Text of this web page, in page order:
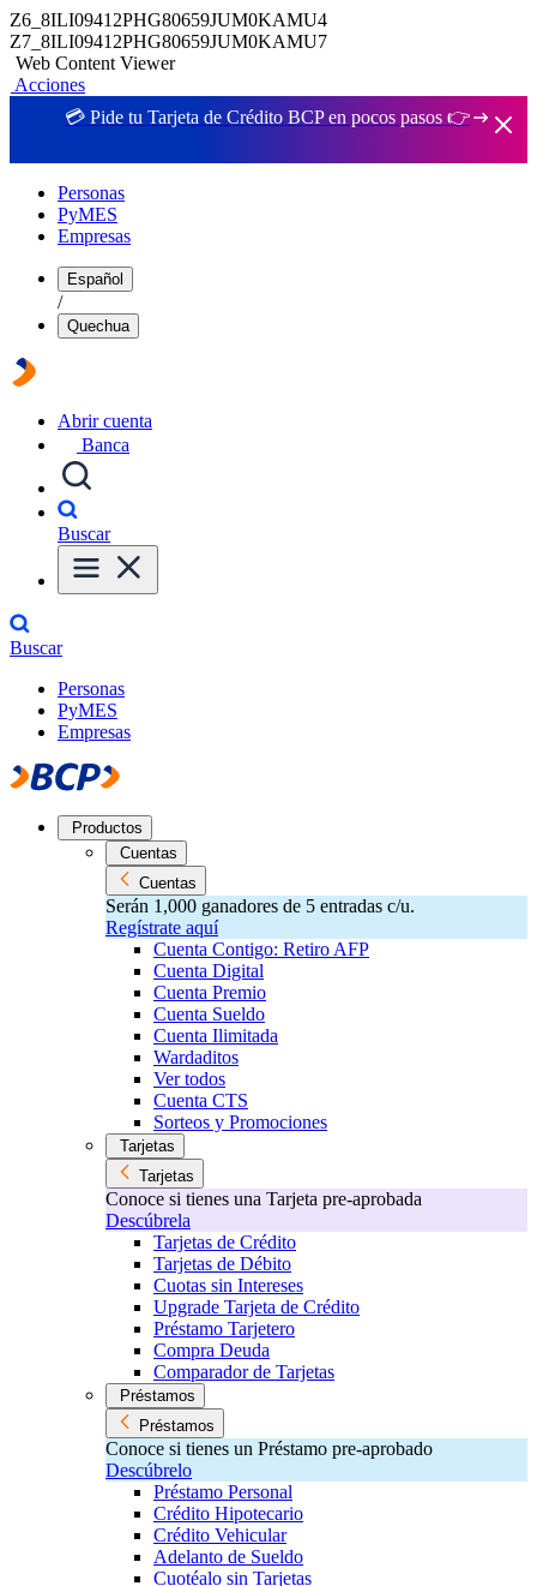
Z6_8ILI09412PHG80659JUM0KAMU4
Z7_8ILI09412PHG80659JUM0KAMU7
Web Content Viewer
Acciones
💳 Pide tu Tarjeta de Crédito BCP en pocos pasos 👉
Personas
PyMES
Empresas
Español
/
Quechua
Abrir cuenta
Banca
Buscar
Buscar
Personas
PyMES
Empresas
Productos
Cuentas
Cuentas
Serán 1,000 ganadores de 5 entradas c/u.
Regístrate aquí
Cuenta Contigo: Retiro AFP
Cuenta Digital
Cuenta Premio
Cuenta Sueldo
Cuenta Ilimitada
Wardaditos
Ver todos
Cuenta CTS
Sorteos y Promociones
Tarjetas
Tarjetas
Conoce si tienes una Tarjeta pre-aprobada
Descúbrela
Tarjetas de Crédito
Tarjetas de Débito
Cuotas sin Intereses
Upgrade Tarjeta de Crédito
Préstamo Tarjetero
Compra Deuda
Comparador de Tarjetas
Préstamos
Préstamos
Conoce si tienes un Préstamo pre-aprobado
Descúbrelo
Préstamo Personal
Crédito Hipotecario
Crédito Vehicular
Adelanto de Sueldo
Cuotéalo sin Tarjetas